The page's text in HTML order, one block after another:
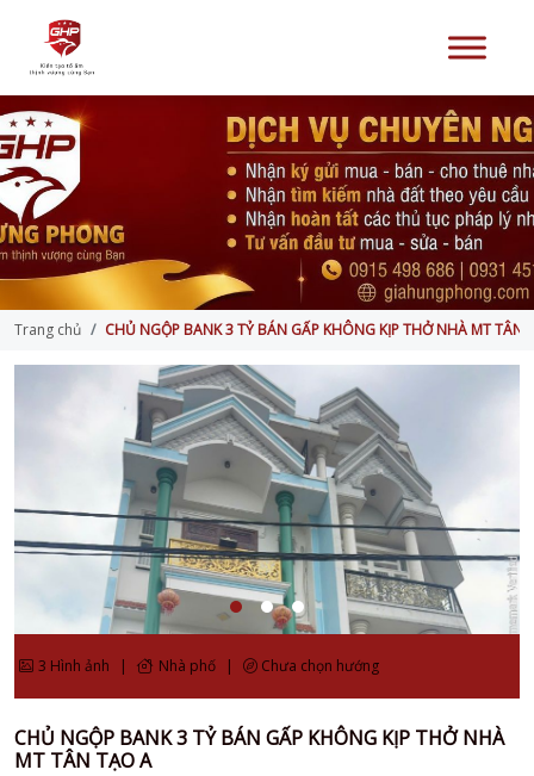
Trang chủ CHỦ NGỘP BANK 3 TỶ BÁN GẤP KHÔNG KỊP THỞ NHÀ MT TÂN
3 Hình ảnh | Nhà phố | Chưa chọn hướng
CHỦ NGỘP BANK 3 TỶ BÁN GẤP KHÔNG KỊP THỞ NHÀ
MT TÂN TẠO A